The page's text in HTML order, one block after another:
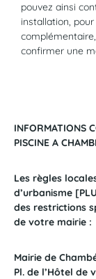
pouvez ainsi
installation,
confirmer une
INFORMATIONS
PISCINE A
Les règles
d’urbanisme
des restrictions
de votre mairie :
Mairie de
Pl. de l’Hôtel de